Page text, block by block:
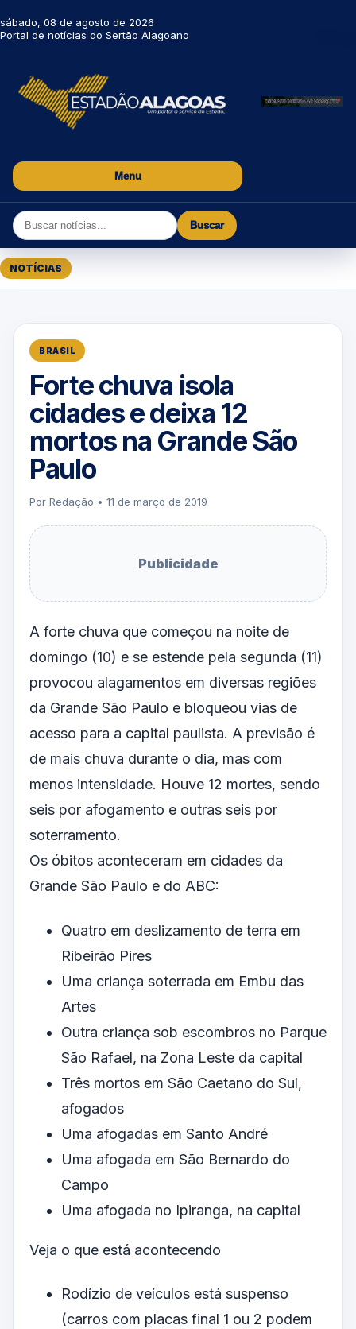
sábado, 08 de agosto de 2026
Portal de notícias do Sertão Alagoano
Menu
Buscar
NOTÍCIAS
BRASIL
Forte chuva isola
cidades e deixa 12
mortos na Grande São
Paulo
Por Redação • 11 de março de 2019
Publicidade
A forte chuva que começou na noite de
domingo (10) e se estende pela segunda (11)
provocou alagamentos em diversas regiões
da Grande São Paulo e bloqueou vias de
acesso para a capital paulista. A previsão é
de mais chuva durante o dia, mas com
menos intensidade. Houve 12 mortes, sendo
seis por afogamento e outras seis por
soterramento.
Os óbitos aconteceram em cidades da
Grande São Paulo e do ABC:
Quatro em deslizamento de terra em
Ribeirão Pires
Uma criança soterrada em Embu das
Artes
Outra criança sob escombros no Parque
São Rafael, na Zona Leste da capital
Três mortos em São Caetano do Sul,
afogados
Uma afogadas em Santo André
Uma afogada em São Bernardo do
Campo
Uma afogada no Ipiranga, na capital
Veja o que está acontecendo
Rodízio de veículos está suspenso
(carros com placas final 1 ou 2 podem